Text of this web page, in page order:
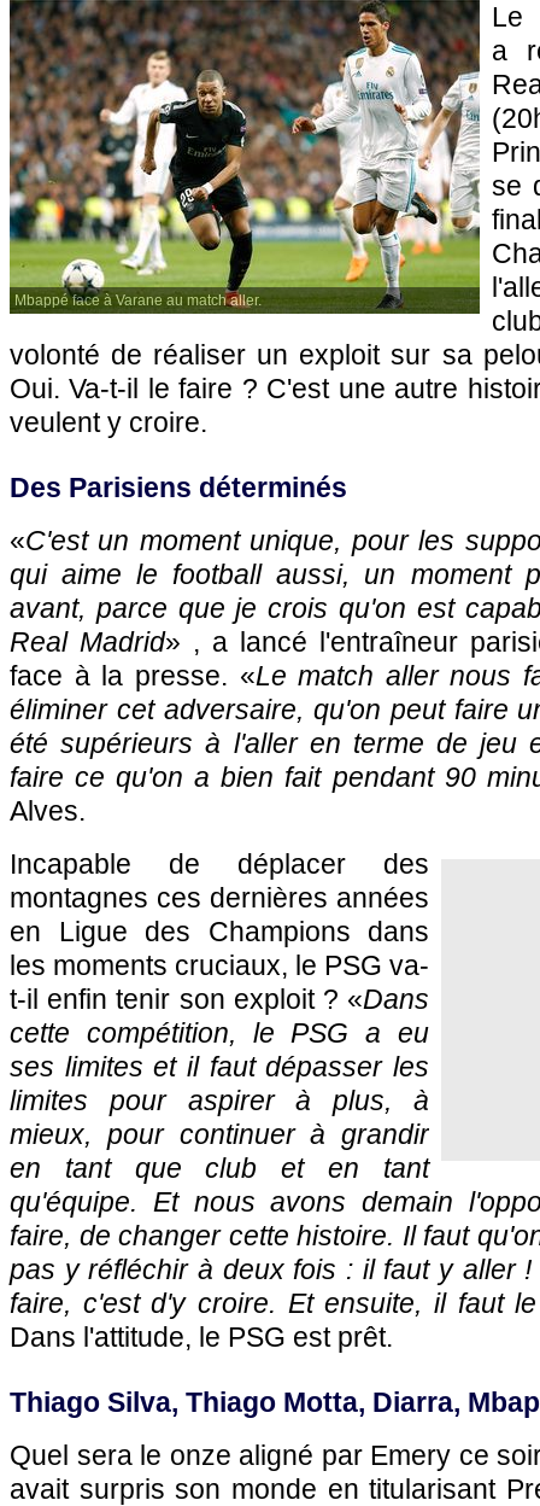
Mbappé face à Varane au match aller.
Le
a
se
volonté de réaliser un exploit sur sa
Oui. Va-t-il le faire ? C'est une autre
veulent y croire.
Des Parisiens déterminés
«C'est un moment unique, pour les
qui aime le football aussi, un moment
avant, parce que je crois qu'on est
Real Madrid» , a lancé l'entraîneur
face à la presse. «Le match aller nous
éliminer cet adversaire, qu'on peut faire
été supérieurs à l'aller en terme de jeu
faire ce qu'on a bien fait pendant 90
Alves.
Incapable de déplacer des
montagnes ces dernières années
en Ligue des Champions dans
les moments cruciaux, le PSG va-
t-il enfin tenir son exploit ? «Dans
cette compétition, le PSG a eu
ses limites et il faut dépasser les
limites pour aspirer à plus, à
mieux, pour continuer à grandir
en tant que club et en tant
qu'équipe. Et nous avons demain
faire, de changer cette histoire. Il faut
pas y réfléchir à deux fois : il faut y aller
faire, c'est d'y croire. Et ensuite, il faut
Dans l'attitude, le PSG est prêt.
Thiago Silva, Thiago Motta, Diarra,
Quel sera le onze aligné par Emery ce
avait surpris son monde en titularisant